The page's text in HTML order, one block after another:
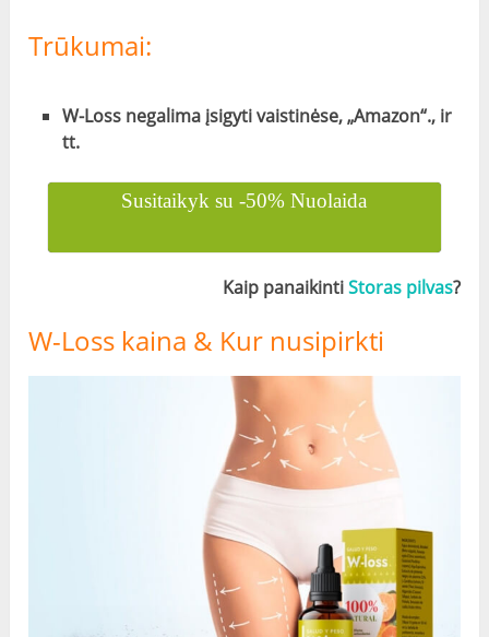
Trūkumai:
W-Loss negalima įsigyti vaistinėse, „Amazon“., ir
tt.
Susitaikyk su -50% Nuolaida
Kaip panaikintiStoras pilvas?
W-Loss kaina & Kur nusipirkti